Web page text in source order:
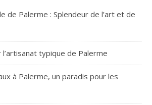
de Palerme : Splendeur de l’art et de
l’artisanat typique de Palerme
à Palerme, un paradis pour les